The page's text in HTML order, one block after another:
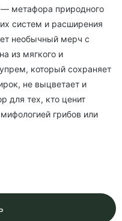
— метафора природного
систем и расширения
необычный мерч с
из мягкого и
который сохраняет
не выцветает и
для тех, кто ценит
грибов или